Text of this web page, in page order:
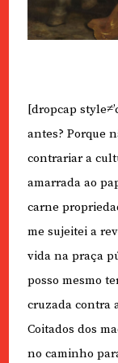
[dropcap
antes? Porque
contrariar a
amarrada ao
carne
me sujeitei a
vida na praça
posso mesmo
cruzada contra
Coitados dos
no caminho